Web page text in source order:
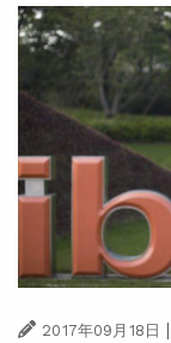
2017年09月18日 |